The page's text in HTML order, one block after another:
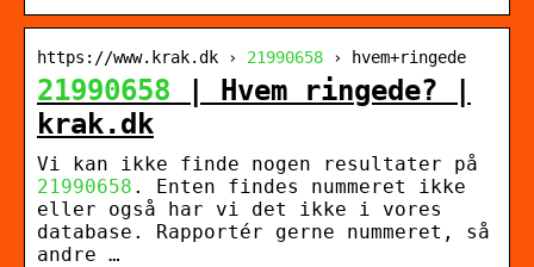
https://www.krak.dk › 21990658 › hvem+ringede
21990658 | Hvem ringede? |
krak.dk
Vi kan ikke finde nogen resultater på
21990658 . Enten findes nummeret ikke
eller også har vi det ikke i vores
database. Rapportér gerne nummeret, så
andre …